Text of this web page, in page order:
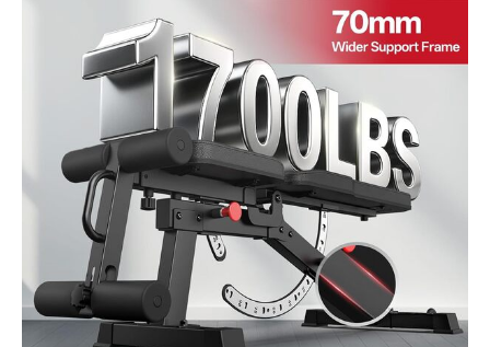
l'usure même après une
utilisation intensive.
Renforcé de A à Z, Le
banc de musculation
MD65 allie robustesse
structurelle et qualité
matérielle pour une
longévité exceptionnelle.
MOUVEMENT FLEXIBLE,
ÉCONOMIE DE MAIN-
D'ŒUVRE ET
EFFICACITÉ: ce banc de
musculation est doté
d'une roue mobile, facile
à déplacer, rapide à